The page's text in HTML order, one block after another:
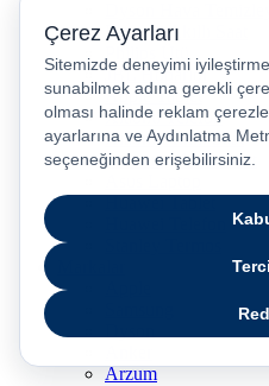
Huawei Akıllı Saat
JBL Hoparlör
Apple Tablet
Xiaomi Telefon
Xiaomi Akıllı Saat
Samsung Akıllı Saat
Arzum